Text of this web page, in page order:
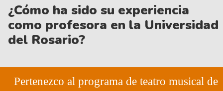
¿Cómo ha sido su experiencia
como profesora en la Universidad
del Rosario?
Pertenezco al programa de teatro musical de